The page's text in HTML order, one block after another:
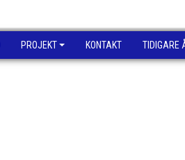
PROJEKT KONTAKT TIDIGARE